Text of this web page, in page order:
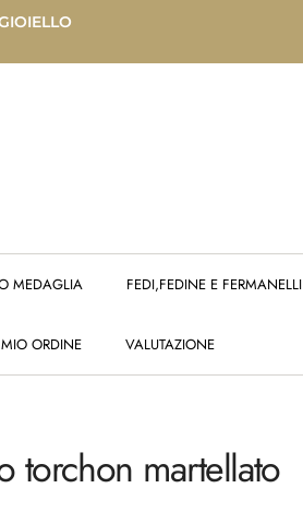
MEDAGLIA FEDI,FEDINE E FERMANELLI
ORDINE VALUTAZIONE
torchon martellato